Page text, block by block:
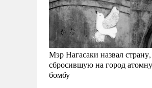
Мэр Нагасаки назвал страну,
сбросившую на город
бомбу